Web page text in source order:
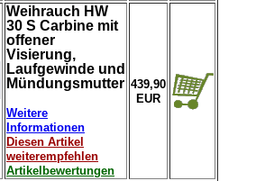
Weihrauch HW
30 S Carbine mit
offener
Visierung,
Laufgewinde und
Mündungsmutter
Weitere
Informationen
Diesen Artikel
weiterempfehlen
Artikelbewertungen
439,90
EUR